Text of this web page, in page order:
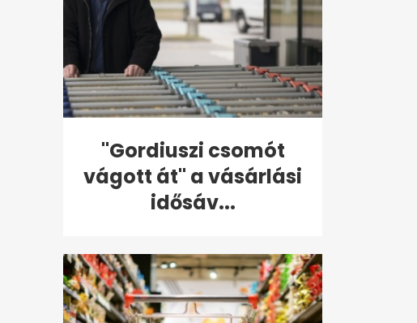
"Gordiuszi csomót
vágott át" a vásárlási
idősáv...